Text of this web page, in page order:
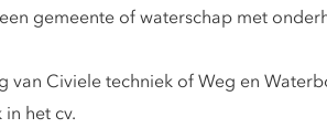
gemeente of waterschap met
Civiele techniek of Weg en
het cv.